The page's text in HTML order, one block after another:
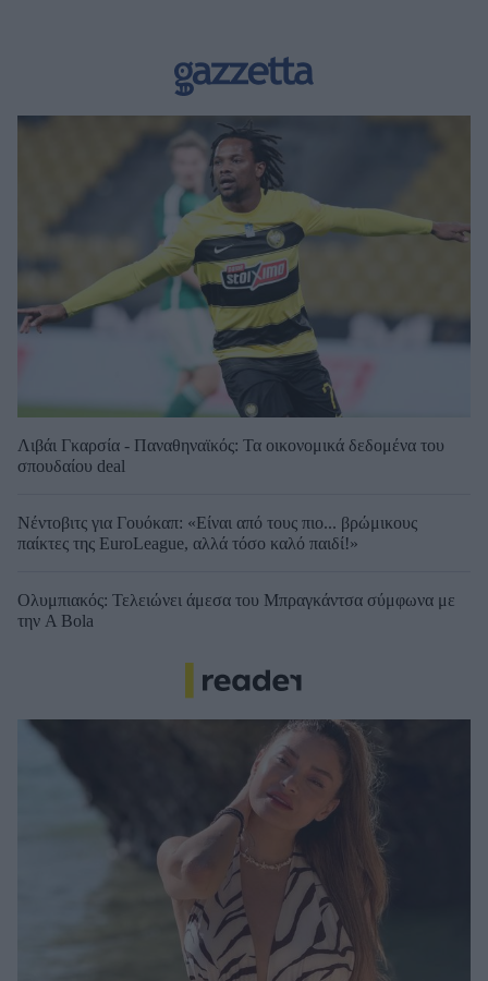
Λιβάι Γκαρσία - Παναθηναϊκός: Τα οικονομικά δεδομένα του
σπουδαίου deal
Νέντοβιτς για Γουόκαπ: «Είναι από τους πιο... βρώμικους
παίκτες της EuroLeague, αλλά τόσο καλό παιδί!»
Ολυμπιακός: Τελειώνει άμεσα του Μπραγκάντσα σύμφωνα με
την A Bola